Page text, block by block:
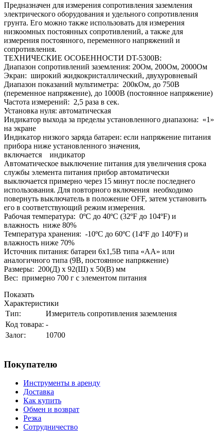
Предназначен для измерения сопротивления заземления
электрического оборудования и удельного сопротивления
грунта. Его можно также использовать для измерения
низкоомных постоянных сопротивлений, а также для
измерения постоянного, переменного напряжений и
сопротивления.
ТЕХНИЧЕСКИЕ ОСОБЕННОСТИ DT-5300B:
Диапазон сопротивлений заземления: 20Ом, 200Ом, 2000Ом
Экран: широкий жидкокристаллический, двухуровневый
Диапазон показаний мультиметра: 200кОм, до 750В
(переменное напряжение), до 1000В (постоянное напряжение)
Частота измерений: 2,5 раза в сек.
Установка нуля: автоматическая
Индикатор выхода за пределы установленного диапазона: «1»
на экране
Индикатор низкого заряда батареи: если напряжение питания
прибора ниже установленного значения,
включается индикатор
Автоматическое выключение питания для увеличения срока
службы элемента питания прибор автоматически
выключается примерно через 15 минут после последнего
использования. Для повторного включения необходимо
повернуть выключатель в положение OFF, затем установить
его в соответствующий режим измерения.
Рабочая температура: 0ºC до 40ºC (32ºF до 104ºF) и
влажность ниже 80%
Температура хранения: -10ºC до 60ºC (14ºF до 140ºF) и
влажность ниже 70%
Источник питания: батареи 6x1,5В типа «AA» или
аналогичного типа (9В, постоянное напряжение)
Размеры: 200(Д) x 92(Ш) x 50(В) мм
Вес: примерно 700 г с элементом питания
Показать
Характеристики
Тип:
Измеритель сопротивления заземления
Код товара: -
Залог:
10700
Покупателю
Инструменты в аренду
Доставка
Как купить
Обмен и возврат
Резка
Сотрудничество